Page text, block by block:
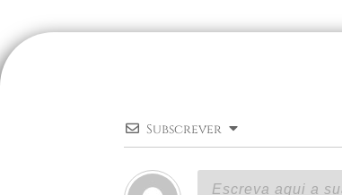
Subscrever